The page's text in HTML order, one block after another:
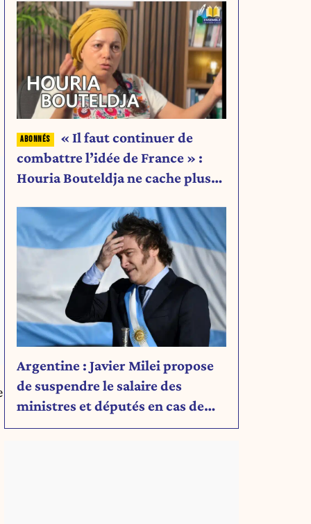
« Il faut continuer de
combattre l’idée de France » :
Houria Bouteldja ne cache plus
Argentine : Javier Milei propose
de suspendre le salaire des
ministres et députés en cas de
déficit budgétaire